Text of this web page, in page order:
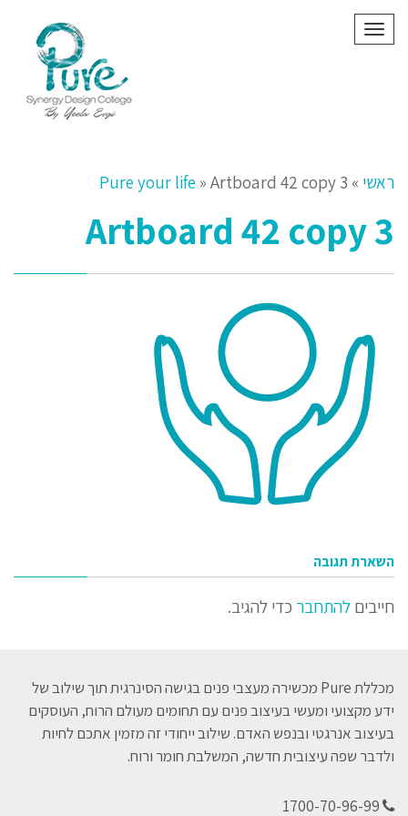
תפריט
ראשי »
Pure your life » Artboard 42 copy 3
Artboard 42 copy 3
השארת תגובה
חייבים להתחבר כדי להגיב.
מכללת Pure מכשירה מעצבי פנים בגישה הסינרגית תוך שילוב של
ידע מקצועי ומעשי בעיצוב פנים עם תחומים מעולם הרוח, העוסקים
בעיצוב אנרגטי ובנפש האדם. שילוב ייחודי זה מזמין אתכם לחיות
ולדבר שפה עיצובית חדשה, המשלבת חומר ורוח.
1700-70-96-99